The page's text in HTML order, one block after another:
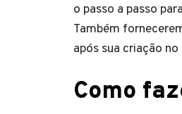
o passo a passo
Também
após sua criação no
Como